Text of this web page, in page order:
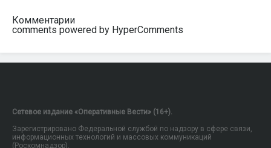
Комментарии
comments powered by HyperComments
Сетевое издание «Оперативные Вести» (16+).
Зарегистрировано Федеральной службой по надзору в сфере связи,
информационных технологий и массовых коммуникаций
(Роскомнадзор).